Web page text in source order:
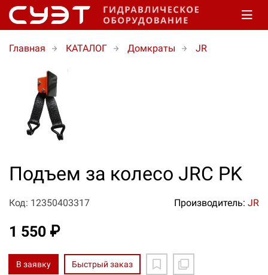
Главная КАТАЛОГ Домкраты JR
Подъем за колесо JRC PK
Код: 12350403317 Производитель: JR
1 550 ₽
В заявку Быстрый заказ